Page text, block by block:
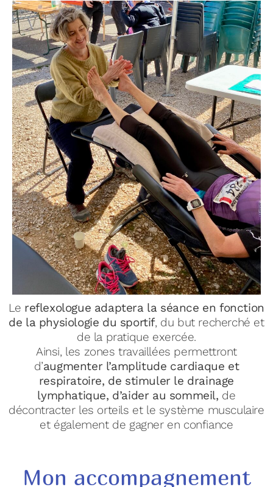
Le reflexologue adaptera la séance en fonction
de la physiologie du sportif, du but recherché et
de la pratique exercée.
Ainsi, les zones travaillées permettront
d’augmenter l’amplitude cardiaque et
respiratoire, de stimuler le drainage
lymphatique, d’aider au sommeil, de
décontracter les orteils et le système musculaire
et également de gagner en confiance
Mon accompagnement